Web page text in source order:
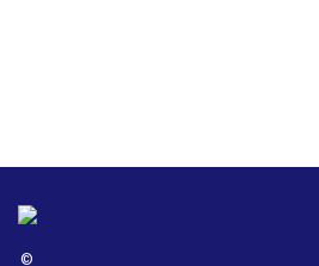
©